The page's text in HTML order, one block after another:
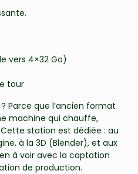
vers 4×32 Go)
tour
Parce que l’ancien format
machine qui chauffe,
station est dédiée : au
à la 3D (Blender), et aux
à voir avec la captation
de production.